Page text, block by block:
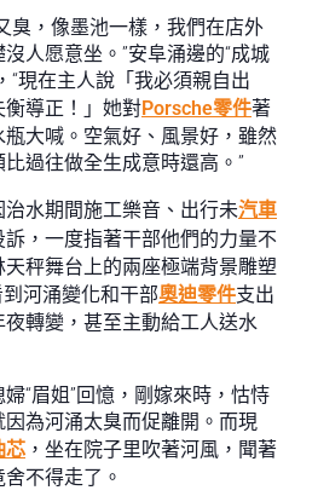
臭，像墨池一樣，我們在店外
人愿意坐。”安阜涌邊的“成城
“現在主人說「我必須親自出
導正！」她對Porsche零件著
大喊。空氣好、風景好，雖然
過往做全生成意時還高。”
水期間施工樂音、出行未汽車
訴，一度指著干部他們的力量不
秤舞台上的兩座極端背景雕塑
河涌變化和干部奧迪零件支出
轉變，甚至主動給工人送水
“眉姐”回憶，剛嫁來時，怙恃
為河涌太臭而促離開。而現
芯 ，坐在院子里吹著河風，聞著
不得走了。